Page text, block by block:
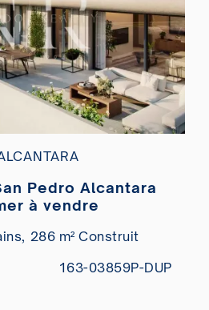
Pedro Alcantara
à vendre
286 m² Construit
163-03859P-DUP